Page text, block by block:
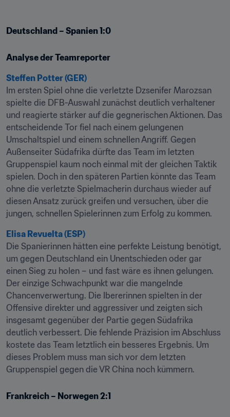
Deutschland – Spanien 1:0
Analyse der Teamreporter
Steffen Potter (GER)
Im ersten Spiel ohne die verletzte Dzsenifer Marozsan
spielte die DFB-Auswahl zunächst deutlich verhaltener
und reagierte stärker auf die gegnerischen Aktionen. Das
entscheidende Tor fiel nach einem gelungenen
Umschaltspiel und einem schnellen Angriff. Gegen
Außenseiter Südafrika dürfte das Team im letzten
Gruppenspiel kaum noch einmal mit der gleichen Taktik
spielen. Doch in den späteren Partien könnte das Team
ohne die verletzte Spielmacherin durchaus wieder auf
diesen Ansatz zurück greifen und versuchen, über die
jungen, schnellen Spielerinnen zum Erfolg zu kommen.
Elisa Revuelta (ESP)
Die Spanierinnen hätten eine perfekte Leistung benötigt,
um gegen Deutschland ein Unentschieden oder gar
einen Sieg zu holen – und fast wäre es ihnen gelungen.
Der einzige Schwachpunkt war die mangelnde
Chancenverwertung. Die Ibererinnen spielten in der
Offensive direkter und aggressiver und zeigten sich
insgesamt gegenüber der Partie gegen Südafrika
deutlich verbessert. Die fehlende Präzision im Abschluss
kostete das Team letztlich ein besseres Ergebnis. Um
dieses Problem muss man sich vor dem letzten
Gruppenspiel gegen die VR China noch kümmern.
Frankreich – Norwegen 2:1